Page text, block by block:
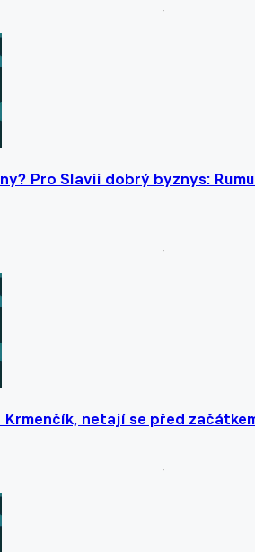
Pro Slavii dobrý byznys:
netají se před